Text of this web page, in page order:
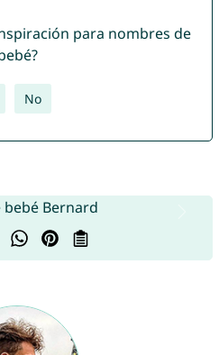
para nombres de
No